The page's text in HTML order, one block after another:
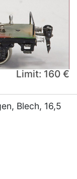
Limit: 160 €
Blech, 16,5